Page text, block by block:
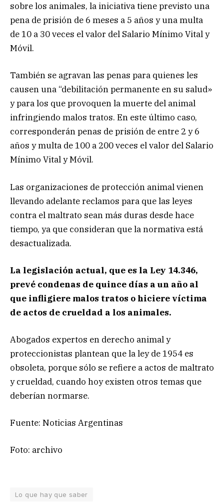
sobre los animales, la iniciativa tiene previsto una
pena de prisión de 6 meses a 5 años y una multa
de 10 a 30 veces el valor del Salario Mínimo Vital y
Móvil.
También se agravan las penas para quienes les
causen una “debilitación permanente en su salud»
y para los que provoquen la muerte del animal
infringiendo malos tratos. En este último caso,
corresponderán penas de prisión de entre 2 y 6
años y multa de 100 a 200 veces el valor del Salario
Mínimo Vital y Móvil.
Las organizaciones de protección animal vienen
llevando adelante reclamos para que las leyes
contra el maltrato sean más duras desde hace
tiempo, ya que consideran que la normativa está
desactualizada.
La legislación actual, que es la Ley 14.346,
prevé condenas de quince días a un año al
que infligiere malos tratos o hiciere víctima
de actos de crueldad a los animales.
Abogados expertos en derecho animal y
proteccionistas plantean que la ley de 1954 es
obsoleta, porque sólo se refiere a actos de maltrato
y crueldad, cuando hoy existen otros temas que
deberían normarse.
Fuente: Noticias Argentinas
Foto: archivo
Lo que hay que saber